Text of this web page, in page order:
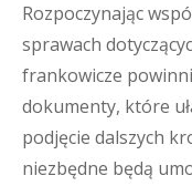
Rozpoczynając
sprawach
frankowicze
dokumenty, które
podjęcie dalszych
niezbędne będą